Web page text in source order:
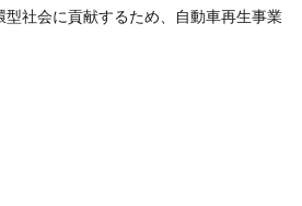
社会に貢献するため、自動車再生事業